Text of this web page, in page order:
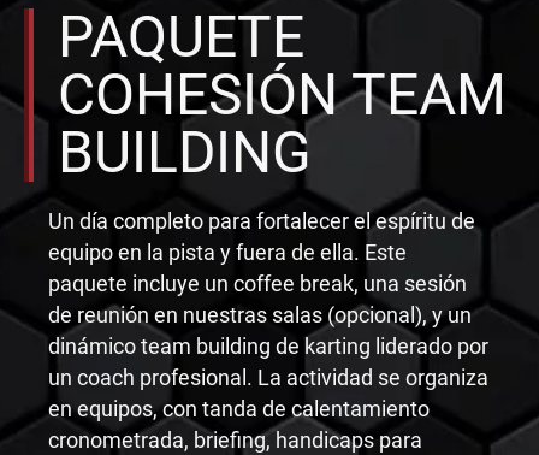
PAQUETE
COHESIÓN TEAM
BUILDING
Un día completo para fortalecer el espíritu de
equipo en la pista y fuera de ella. Este
paquete incluye un coffee break, una sesión
de reunión en nuestras salas (opcional), y un
dinámico team building de karting liderado por
un coach profesional. La actividad se organiza
en equipos, con tanda de calentamiento
cronometrada, briefing, handicaps para